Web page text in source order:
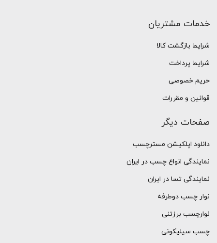
خدمات مشتریان
شرایط بازگشت کالا
شرایط پرداخت
حریم خصوصی
قوانین و مقررات
صفحات دیگر
دانلود اپلکیشن مسترچسب
نمایندگی انواع چسب در ایران
نمایندگی تسا در ایران
نوار چسب دوطرفه
نوارچسب برزتنی
چسب سیلیکونی